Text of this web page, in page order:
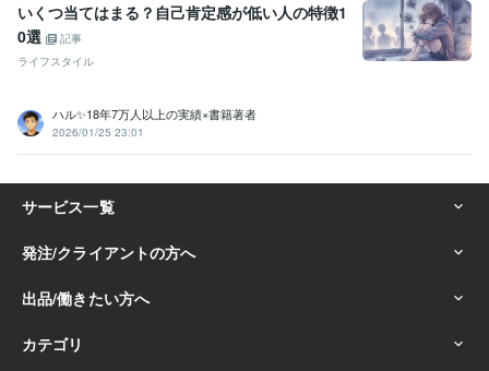
いくつ当てはまる？自己肯定感が低い人の特徴1
0選
記事
ライフスタイル
ハル✨18年7万人以上の実績×書籍著者
2026/01/25 23:01